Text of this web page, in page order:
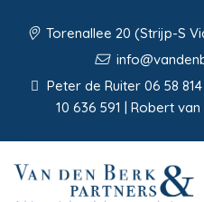
Torenallee 20 (Strijp-S
Peter de Ruiter 06 58
10 636 591 | Robert